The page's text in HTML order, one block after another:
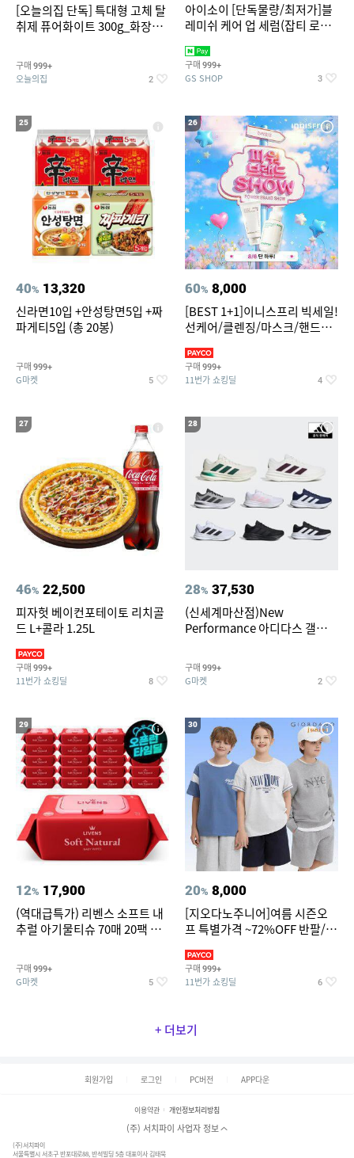
[오늘의집 단독] 특대형 고체 탈
취제 퓨어화이트 300g_화장실
구매 999+
오늘의집 2
아이소이 [단독물량/최저가]블
레미쉬 케어 업 세럼(잡티 로즈
2027-04-24)
구매 999+
GS SHOP 3
25
40% 13,320
신라면10입 +안성탕면5입 +짜
파게티5입 (총 20봉)
구매 999+
G마켓 5
26
60% 8,000
[BEST 1+1]이니스프리 빅세일!
선케어/클렌징/마스크/핸드크
구매 999+
11번가 쇼킹딜 4
27
46% 22,500
피자헛 베이컨포테이토 리치골
드 L+콜라 1.25L
구매 999+
11번가 쇼킹딜 8
28
28% 37,530
(신세계마산점)New
Performance 아디다스 갤럭시
구매 999+
G마켓 2
29
12% 17,900
(역대급특가) 리벤스 소프트 내
추럴 아기물티슈 70매 20팩 캡
구매 999+
G마켓 5
30
20% 8,000
[지오다노주니어]여름 시즌오
프 특별가격 ~72%OFF 반팔/반
구매 999+
11번가 쇼킹딜 6
+ 더보기
회원가입 로그인 PC버전 APP다운
이용약관 개인정보처리방침
(주) 서치파이 사업자 정보
(주)서치파이
서울특별시 서초구 반포대로88, 반석빌딩 5층 대표이사 김태묵